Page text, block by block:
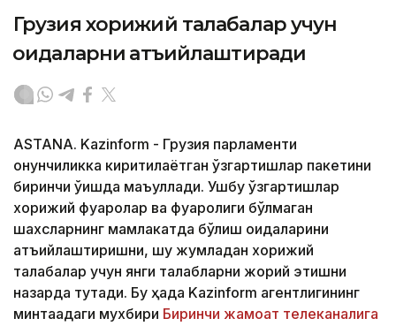
Грузия хорижий талабалар учун
қоидаларни қатъийлаштиради
ASTANA. Kazinform - Грузия парламенти
қонунчиликка киритилаётган ўзгартишлар пакетини
биринчи ўқишда маъқуллади. Ушбу ўзгартишлар
хорижий фуқаролар ва фуқаролиги бўлмаган
шахсларнинг мамлакатда бўлиш қоидаларини
қатъийлаштиришни, шу жумладан хорижий
талабалар учун янги талабларни жорий этишни
назарда тутади. Бу ҳақда Kazinform агентлигининг
минтақадаги мухбири Биринчи жамоат телеканалига